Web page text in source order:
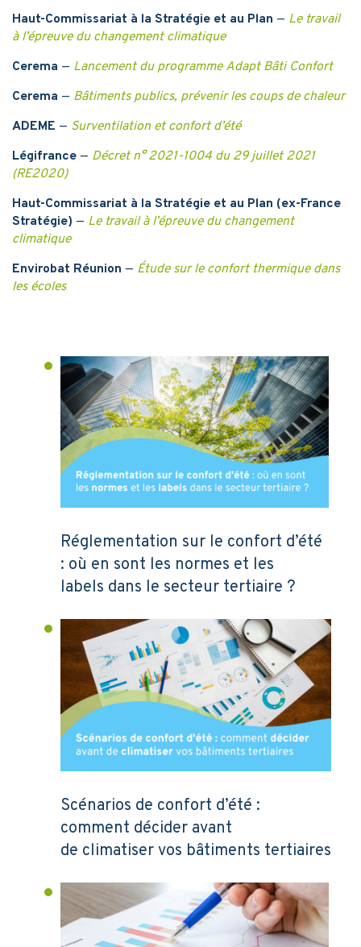
Haut-Commissariat à la Stratégie et au Plan — Le travail
à l’épreuve du changement climatique
Cerema — Lancement du programme Adapt Bâti Confort
Cerema — Bâtiments publics, prévenir les coups de chaleur
ADEME — Surventilation et confort d’été
Légifrance — Décret n° 2021-1004 du 29 juillet 2021
(RE2020)
Haut-Commissariat à la Stratégie et au Plan (ex-France
Stratégie) — Le travail à l’épreuve du changement
climatique
Envirobat Réunion — Étude sur le confort thermique dans
les écoles
Réglementation sur le confort d’été
: où en sont les normes et les
labels dans le secteur tertiaire ?
Scénarios de confort d’été :
comment décider avant
de climatiser vos bâtiments tertiaires